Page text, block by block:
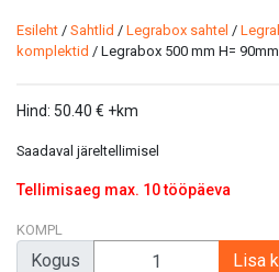
Esileht / Sahtlid / Legrabox sahtel /
komplektid / Legrabox 500 mm H=
Hind: 50.40 € +km
Saadaval järeltellimisel
Tellimisaeg max. 10 tööpäeva
KOMPL
Kogus Lisa